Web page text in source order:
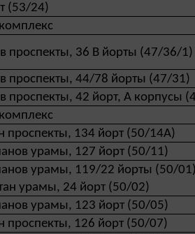
(53/24)
проспекты, 36 В йорты (47/36/1)
проспекты, 44/78 йорты (47/31)
проспекты, 42 йорт, А корпусы
проспекты, 134 йорт (50/14А)
урамы, 127 йорт (50/11)
урамы, 119/22 йорты (50/
урамы, 24 йорт (50/02)
урамы, 123 йорт (50/05)
проспекты, 126 йорт (50/07)